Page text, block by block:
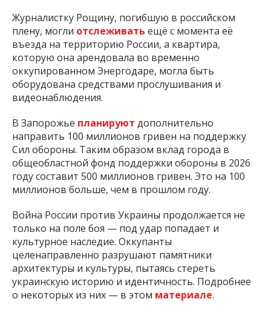
Журналистку Рощину, погибшую в российском
плену, могли отслеживать ещё с момента её
въезда на территорию России, а квартира,
которую она арендовала во временно
оккупированном Энергодаре, могла быть
оборудована средствами прослушивания и
видеонаблюдения.
В Запорожье планируют дополнительно
направить 100 миллионов гривен на поддержку
Сил обороны. Таким образом вклад города в
общеобластной фонд поддержки обороны в 2026
году составит 500 миллионов гривен. Это на 100
миллионов больше, чем в прошлом году.
Война России против Украины продолжается не
только на поле боя — под удар попадает и
культурное наследие. Оккупанты
целенаправленно разрушают памятники
архитектуры и культуры, пытаясь стереть
украинскую историю и идентичность. Подробнее
о некоторых из них — в этом материале.